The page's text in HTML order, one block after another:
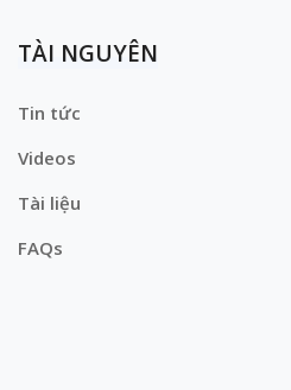
TÀI NGUYÊN
Tin tức
Videos
Tài liệu
FAQs